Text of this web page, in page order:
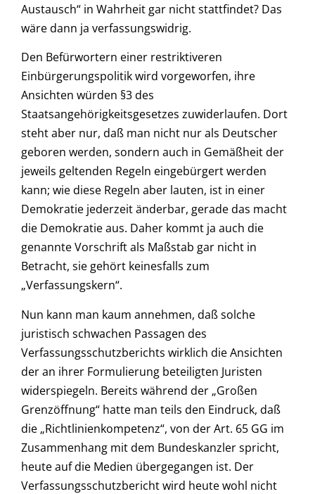
Austausch“ in Wahrheit gar nicht stattfindet? Das
wäre dann ja verfassungswidrig.
Den Befürwortern einer restriktiveren
Einbürgerungspolitik wird vorgeworfen, ihre
Ansichten würden §3 des
Staatsangehörigkeitsgesetzes zuwiderlaufen. Dort
steht aber nur, daß man nicht nur als Deutscher
geboren werden, sondern auch in Gemäßheit der
jeweils geltenden Regeln eingebürgert werden
kann; wie diese Regeln aber lauten, ist in einer
Demokratie jederzeit änderbar, gerade das macht
die Demokratie aus. Daher kommt ja auch die
genannte Vorschrift als Maßstab gar nicht in
Betracht, sie gehört keinesfalls zum
„Verfassungskern“.
Nun kann man kaum annehmen, daß solche
juristisch schwachen Passagen des
Verfassungsschutzberichts wirklich die Ansichten
der an ihrer Formulierung beteiligten Juristen
widerspiegeln. Bereits während der „Großen
Grenzöffnung“ hatte man teils den Eindruck, daß
die „Richtlinienkompetenz“, von der Art. 65 GG im
Zusammenhang mit dem Bundeskanzler spricht,
heute auf die Medien übergegangen ist. Der
Verfassungsschutzbericht wird heute wohl nicht